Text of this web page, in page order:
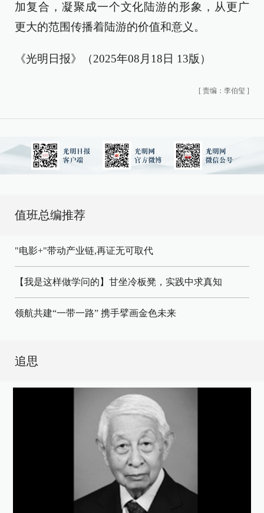
加复合，凝聚成一个文化陆游的形象，从更广
更大的范围传播着陆游的价值和意义。
《光明日报》（2025年08月18日 13版）
[ 责编：李伯玺 ]
值班总编推荐
"电影+"带动产业链,再证无可取代
【我是这样做学问的】甘坐冷板凳，实践中求真知
领航共建“一带一路” 携手擘画金色未来
追思